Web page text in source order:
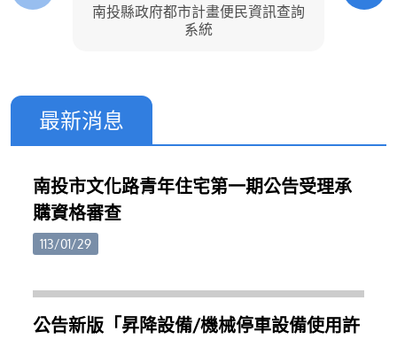
南投縣政府都市計畫便民資訊查詢
系統
南
最新消息
南投市文化路青年住宅第一期公告受理承
購資格審查
113/01/29
公告新版「昇降設備/機械停車設備使用許